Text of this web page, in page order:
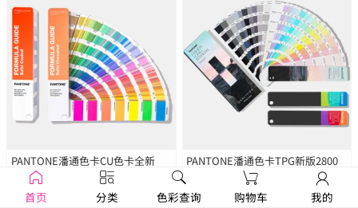
PANTONE潘通色卡CU色卡全新
2390色
￥1250
PANTONE潘通色卡TPG新版2800
FHIP110C
￥1679
首页 分类 色彩查询 购物车 我的